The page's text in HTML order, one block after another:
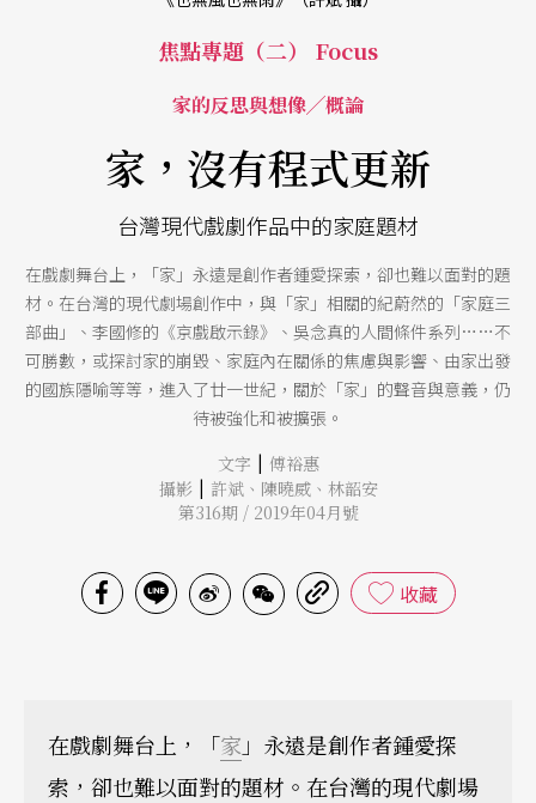
焦點專題（二） Focus
家的反思與想像╱概論
家，沒有程式更新
台灣現代戲劇作品中的家庭題材
在戲劇舞台上，「家」永遠是創作者鍾愛探索，卻也難以面對的題
材。在台灣的現代劇場創作中，與「家」相關的紀蔚然的「家庭三
部曲」、李國修的《京戲啟示錄》、吳念真的人間條件系列……不
可勝數，或探討家的崩毀、家庭內在關係的焦慮與影響、由家出發
的國族隱喻等等，進入了廿一世紀，關於「家」的聲音與意義，仍
待被強化和被擴張。
文字 | 傅裕惠
攝影 | 許斌、 陳曉威、 林韶安
第316期 / 2019年04月號
收藏
在戲劇舞台上，「家 」永遠是創作者鍾愛探
索，卻也難以面對的題材。在台灣的現代劇場